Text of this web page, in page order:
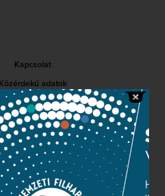
Kapcsolat
Közérdekű adatok
Sajtószoba
Adatvédelem
Impresszum